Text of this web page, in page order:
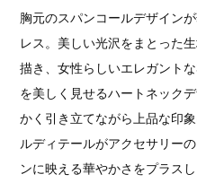
胸元のスパンコールデザイン
レス。美しい光沢をまとった
描き、女性らしいエレガント
を美しく見せるハートネック
かく引き立てながら上品な印
ルディテールがアクセサリー
ンに映える華やかさをプラス